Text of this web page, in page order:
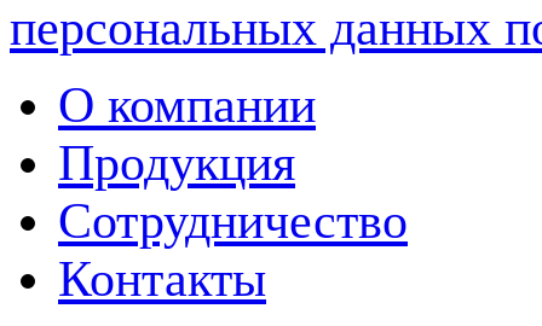
персональных данных
О компании
Продукция
Сотрудничество
Контакты